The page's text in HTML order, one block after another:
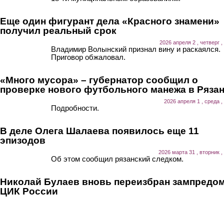
Еще один фигурант дела «Красного знамени»
получил реальный срок
2026 апреля 2 , четверг ,
Владимир Волынский признал вину и раскаялся.
Приговор обжаловал.
«Много мусора» – губернатор сообщил о
проверке нового футбольного манежа в
2026 апреля 1 , среда ,
Подробности.
В деле Олега Шалаева появилось еще 11
эпизодов
2026 марта 31 , вторник ,
Об этом сообщил рязанский следком.
Николай Булаев вновь переизбран
ЦИК России